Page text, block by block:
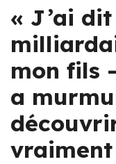
« J’ai
mon fils
a